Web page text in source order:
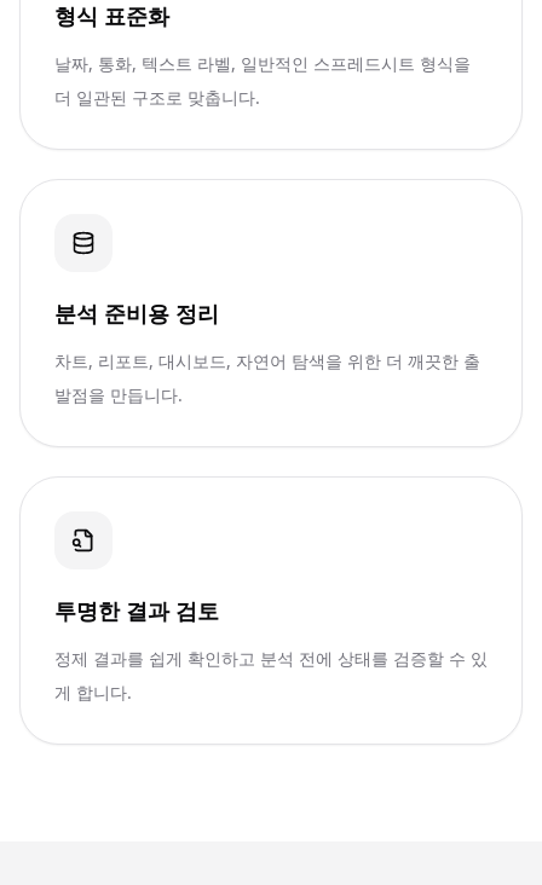
형식 표준화
날짜, 통화, 텍스트 라벨, 일반적인 스프레드시트 형식을
더 일관된 구조로 맞춥니다.
분석 준비용 정리
차트, 리포트, 대시보드, 자연어 탐색을 위한 더 깨끗한 출
발점을 만듭니다.
투명한 결과 검토
정제 결과를 쉽게 확인하고 분석 전에 상태를 검증할 수 있
게 합니다.